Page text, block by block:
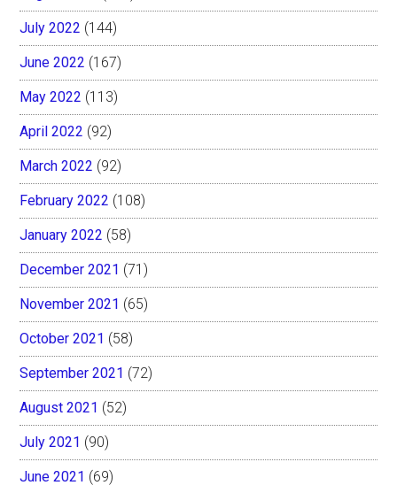
July 2022 (144)
June 2022 (167)
May 2022 (113)
April 2022 (92)
March 2022 (92)
February 2022 (108)
January 2022 (58)
December 2021 (71)
November 2021 (65)
October 2021 (58)
September 2021 (72)
August 2021 (52)
July 2021 (90)
June 2021 (69)